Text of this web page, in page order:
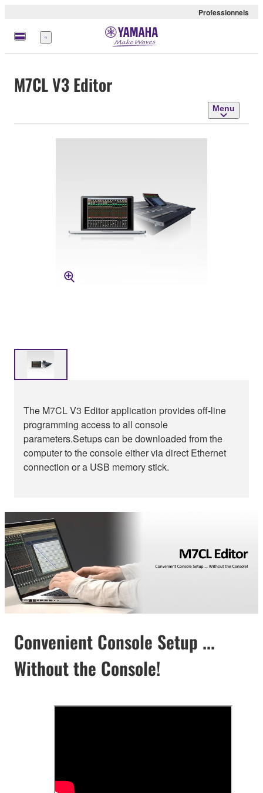
Professionnels
Menu
M7CL V3 Editor
Menu
The M7CL V3 Editor application provides off-line
programming access to all console
parameters.Setups can be downloaded from the
computer to the console either via direct Ethernet
connection or a USB memory stick.
Convenient Console Setup ...
Without the Console!